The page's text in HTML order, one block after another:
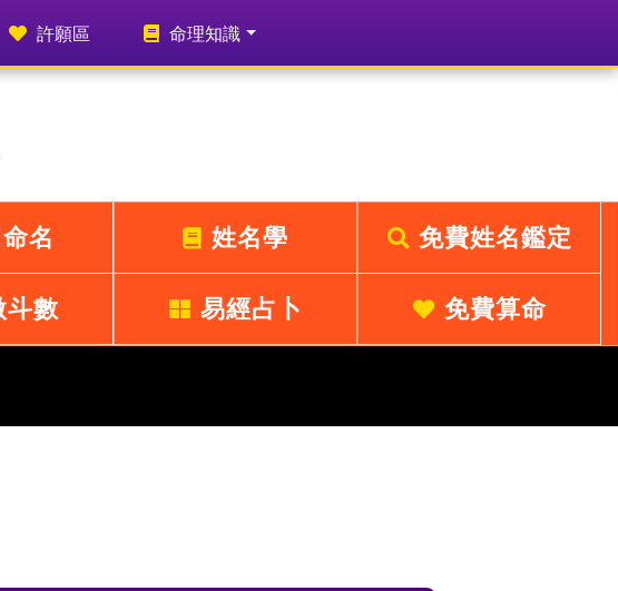
許願區 命理知識
名 姓名學 免費姓名鑑定
斗數 易經占卜 免費算命